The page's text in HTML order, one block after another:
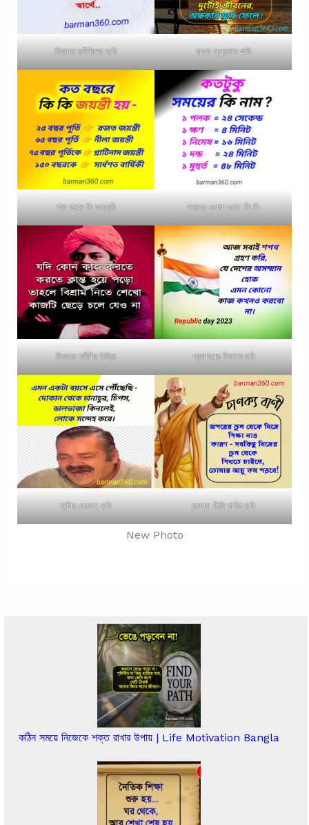
বিখ্যাত মনীষীদের বাণী বাংলা সুপ্রভাত ছবি
কত বছরে কি জয়ন্তী সময়ের একক গুলো কি কি
বিখ্যাত মনীষীর উক্তি প্রজাতন্ত্র দিবসের ছবি
হাসির জোকস ছবি চানক্য নীতি বাণীর ছবি
New Photo
কঠিন সময়ে নিজেকে শক্ত রাখার উপায় | Life Motivation Bangla